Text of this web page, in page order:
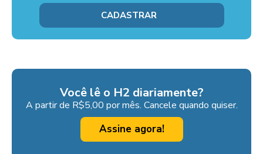
Você lê o H2 diariamente?
A partir de R$5,00 por mês. Cancele quando quiser.
Assine agora!